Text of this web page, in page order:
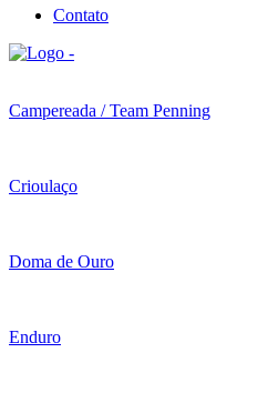
Contato
Campereada / Team Penning
Crioulaço
Doma de Ouro
Enduro